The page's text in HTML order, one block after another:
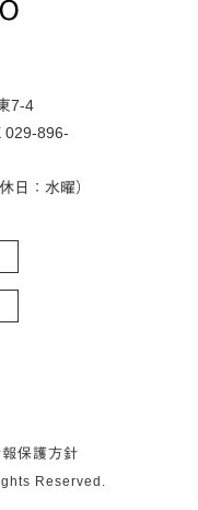
7-4
896-
：水曜）
保護方針
Reserved.